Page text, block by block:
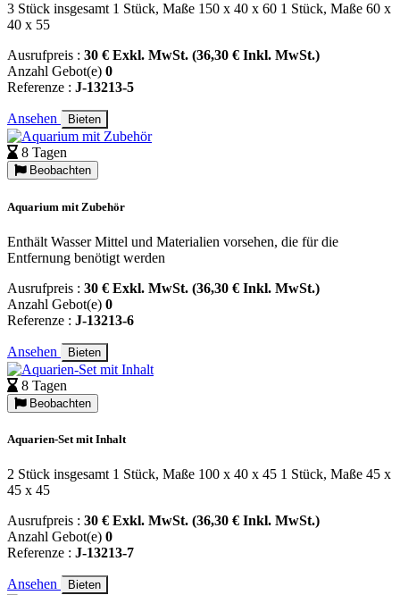
3 Stück insgesamt 1 Stück, Maße 150 x 40 x 60 1 Stück, Maße 60 x
40 x 55
Ausrufpreis : 30 € Exkl. MwSt. (36,30 € Inkl. MwSt.)
Anzahl Gebot(e) 0
Referenze : J-13213-5
Ansehen Bieten
8 Tagen
Beobachten
Aquarium mit Zubehör
Enthält Wasser Mittel und Materialien vorsehen, die für die
Entfernung benötigt werden
Ausrufpreis : 30 € Exkl. MwSt. (36,30 € Inkl. MwSt.)
Anzahl Gebot(e) 0
Referenze : J-13213-6
Ansehen Bieten
8 Tagen
Beobachten
Aquarien-Set mit Inhalt
2 Stück insgesamt 1 Stück, Maße 100 x 40 x 45 1 Stück, Maße 45 x
45 x 45
Ausrufpreis : 30 € Exkl. MwSt. (36,30 € Inkl. MwSt.)
Anzahl Gebot(e) 0
Referenze : J-13213-7
Ansehen Bieten